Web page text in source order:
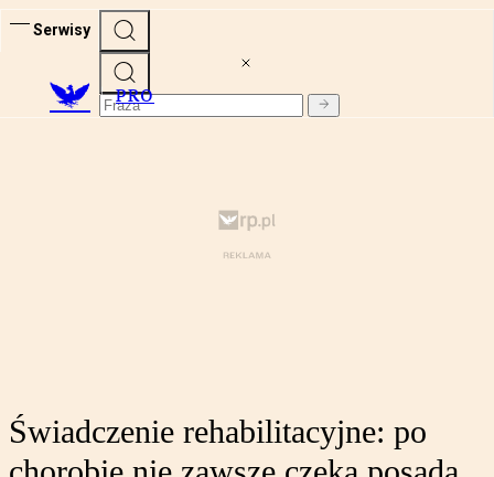
Serwisy
PRO
Świadczenie rehabilitacyjne: po